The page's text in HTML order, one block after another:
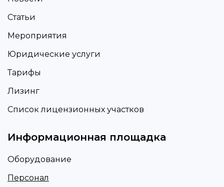
Статьи
Мероприятия
Юридические услуги
Тарифы
Лизинг
Список лицензионных участков
Информационная площадка
Оборудование
Персонал